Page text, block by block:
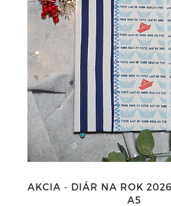
AKCIA - DIÁR NA ROK
A5